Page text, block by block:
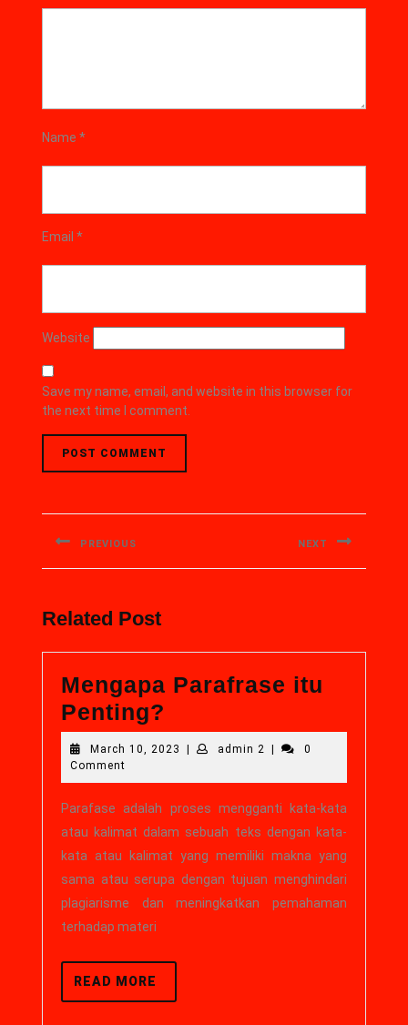
Name*
Email*
Website
Save my name, email, and website in this browser for
the next time I comment.
PREVIOUS NEXT
Related Post
Mengapa Parafrase itu
Penting?
March 10, 2023 admin 2
0
Comment
Parafase adalah proses mengganti kata-kata
atau kalimat dalam sebuah teks dengan kata-
kata atau kalimat yang memiliki makna yang
sama atau serupa dengan tujuan menghindari
plagiarisme dan meningkatkan pemahaman
terhadap materi
READ MORE